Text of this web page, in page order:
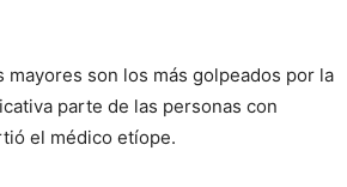
son los más golpeados por la
parte de las personas con
el médico etíope.